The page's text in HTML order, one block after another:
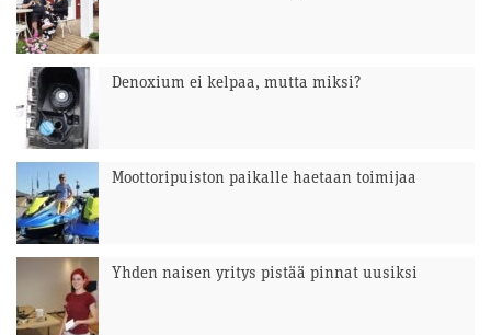
Denoxium ei kelpaa, mutta miksi?
Moottoripuiston paikalle haetaan toimijaa
Yhden naisen yritys pistää pinnat uusiksi